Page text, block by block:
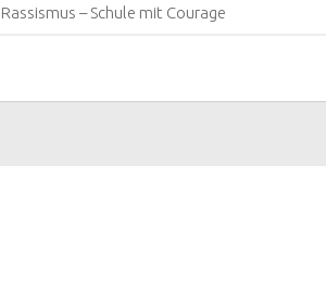
– Schule mit Courage